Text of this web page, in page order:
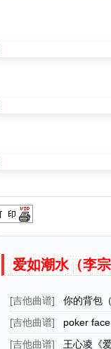
爱如潮水（李
[吉他曲谱] 你的背包
[吉他曲谱] poker face
[吉他曲谱] 王心凌《